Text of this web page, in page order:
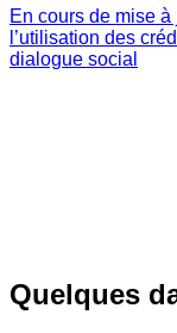
En cours de mise à
l’utilisation des
dialogue social
Quelques